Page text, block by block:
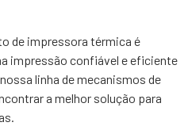
de impressora térmica é
impressão confiável e eficiente
linha de mecanismos de
a melhor solução para